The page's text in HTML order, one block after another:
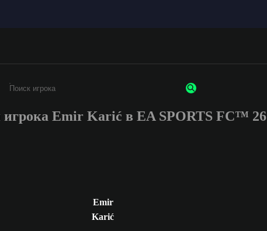
Введите не менее 3 символов или цифр
игрока Emir Karić в EA SPORTS FC™ 26
Emir
Karić